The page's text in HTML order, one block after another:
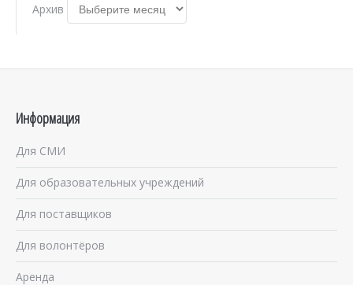
Архив
Информация
Для СМИ
Для образовательных учреждений
Для поставщиков
Для волонтёров
Аренда